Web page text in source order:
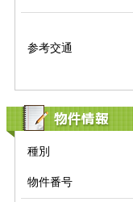
参考交通
物件情報
種別
物件番号